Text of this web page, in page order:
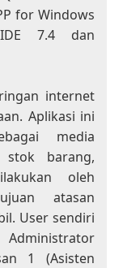
for Windows
7.4 dan
internet
Aplikasi ini
media
stok barang,
oleh
atasan
User sendiri
1 (Asisten